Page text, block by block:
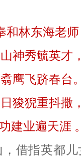
和林东海老师
神秀毓英才
鹰飞跻春台
狻猊重抖撒
建业遍天涯
借指英都儿